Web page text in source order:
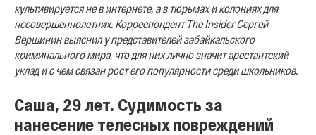
культивируется не в интернете, а в тюрьмах и колониях для
несовершеннолетних. Корреспондент The Insider Сергей
Вершинин выяснил у представителей забайкальского
криминального мира, что для них лично значит арестантский
уклад и с чем связан рост его популярности среди школьников.
Саша, 29 лет. Судимость за
нанесение телесных повреждений